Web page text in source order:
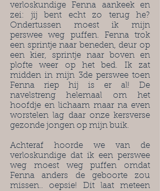
verloskundige Fenna aankeek en
zei: jij bent echt zo terug he?
Ondertussen moest ik mijn
perswee weg puffen. Fenna trok
een sprintje naar beneden, deur op
een kier, sprintje naar boven en
plofte weer op het bed. Ik zat
midden in mijn 3de perswee toen
Fenna riep hij is er al! De
navelstreng helemaal om het
hoofdje en lichaam maar na even
worstelen lag daar onze kersverse
gezonde jongen op mijn buik.
Achteraf hoorde we van de
verloskundige dat ik een perswee
weg moest weg puffen omdat
Fenna anders de geboorte zou
missen.. oepsie! Dit laat meteen